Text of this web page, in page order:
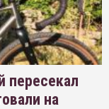
пересекал
на